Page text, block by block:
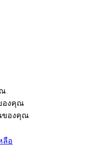
องคุณ
ของคุณ
ลือ